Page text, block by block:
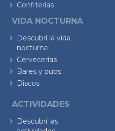
Confiterías
VIDA NOCTURNA
Descubrí la vida
nocturna
Cervecerías
Bares y pubs
Discos
ACTIVIDADES
Descubrí las